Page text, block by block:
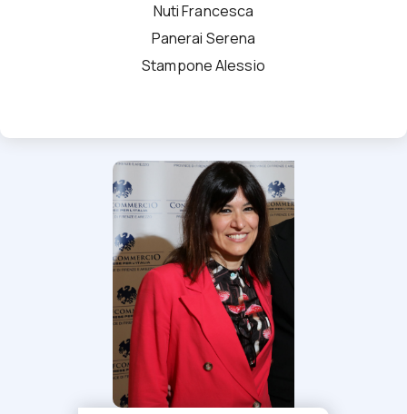
Nuti Francesca
Panerai Serena
Stampone Alessio